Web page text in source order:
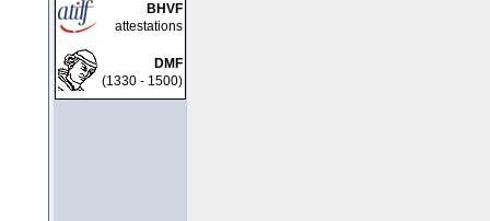
BHVF
attestations
DMF
(1330 - 1500)